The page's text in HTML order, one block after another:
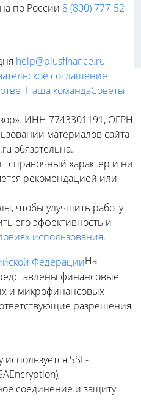
по России 8 (800) 777-52-
help@plusfinance.ru
соглашение
Наша командаСоветы
ИНН 7743301191, ОГРН
материалов сайта
обязательна.
справочный характер и ни
рекомендацией или
чтобы улучшить работу
его эффективность и
использования.
На
финансовые
и микрофинансовых
разрешения
SSL-
соединение и защиту